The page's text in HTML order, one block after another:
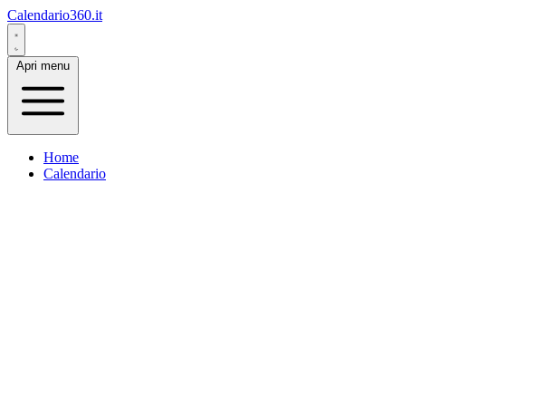
Calendario360.it
Apri menu
Home
Calendario